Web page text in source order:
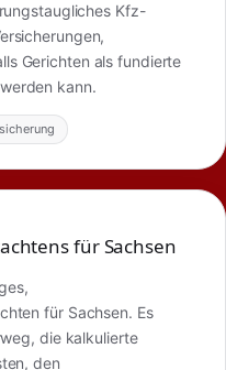
Kfz-
Gerichten als fundierte
kann.
für Sachsen
für Sachsen. Es
die kalkulierte
den